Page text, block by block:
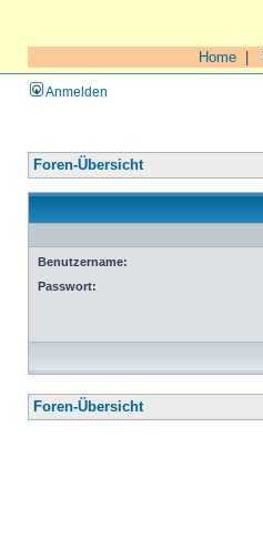
Home
Anmelden
Foren-Übersicht
Benutzername:
Passwort:
Foren-Übersicht